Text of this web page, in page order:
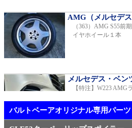
2018年モデル 車検
ベンツ中古車在庫車情報
【中古タイヤ美品】
本売り（TY005）
メルセデス・ベン
TWS EX-fMⅡ
専用 中古 W213 E53用
AMG（メルセデス
（363）AMG S55前
イヤホイール１本
メルセデス・ベン
【特注】W223
バルトベーアオリジナル専用パーツ